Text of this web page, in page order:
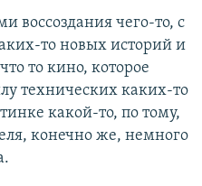
воссоздания чего-то, с
то новых историй и
то кино, которое
технических каких-то
какой-то, по тому,
конечно же, немного